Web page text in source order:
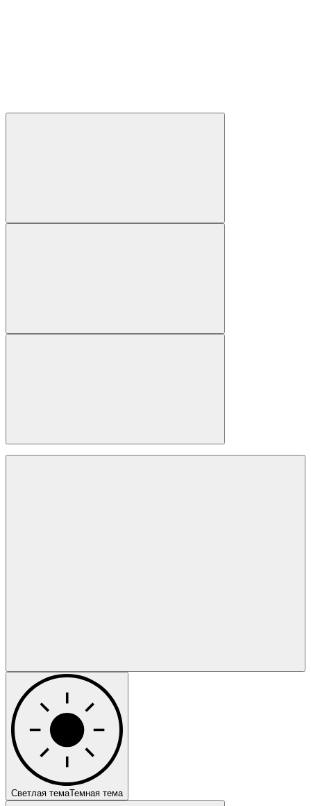
Светлая темаТемная тема